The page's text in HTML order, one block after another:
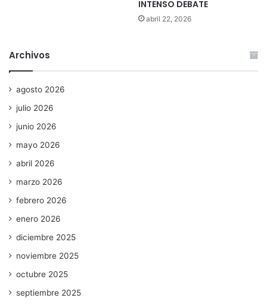
INTENSO DEBATE
abril 22, 2026
Archivos
agosto 2026
julio 2026
junio 2026
mayo 2026
abril 2026
marzo 2026
febrero 2026
enero 2026
diciembre 2025
noviembre 2025
octubre 2025
septiembre 2025